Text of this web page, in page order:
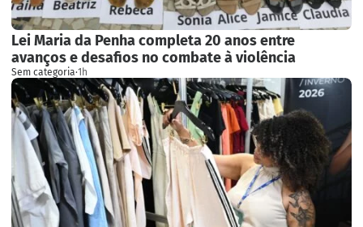
Lei Maria da Penha completa 20 anos entre
avanços e desafios no combate à violência
Sem categoria·1h